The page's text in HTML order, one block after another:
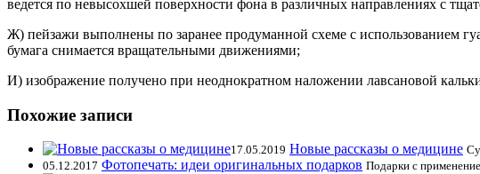
ведется по невысохшей поверхности фона в различных направлениях с
Ж) пейзажи выполнены по заранее продуманной схеме с использованием
бумага снимается вращательными движениями;
И) изображение получено при неоднократном наложении лавсановой
Похожие записи
17.05.2019 Новые рассказы о медицине
05.12.2017 Фотопечать: идеи оригинальных подарков Подарки с